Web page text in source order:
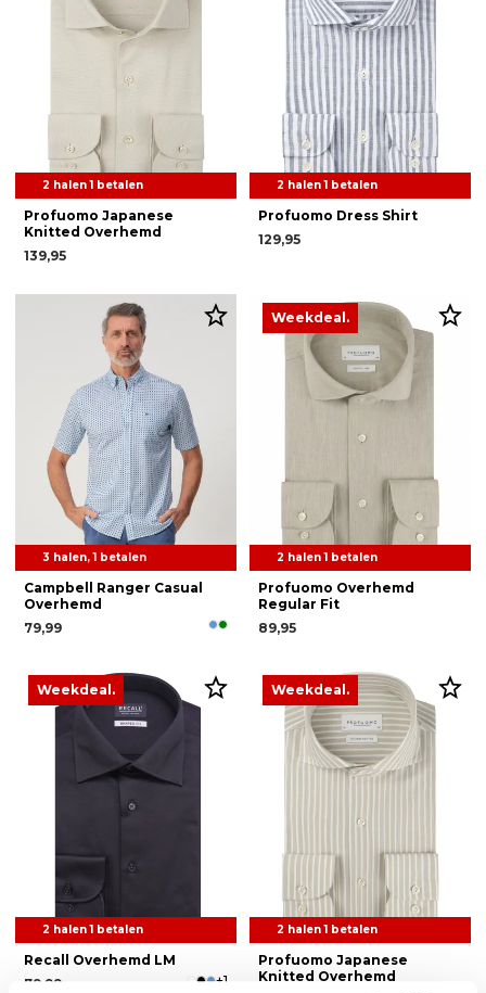
2 halen 1 betalen
Profuomo Japanese
Knitted Overhemd
139,95
2 halen 1 betalen
Profuomo Dress Shirt
129,95
3 halen, 1 betalen
Campbell Ranger Casual
Overhemd
79,99
Weekdeal.
2 halen 1 betalen
Profuomo Overhemd
Regular Fit
89,95
Weekdeal.
2 halen 1 betalen
Recall Overhemd LM
79,99
+1
Weekdeal.
2 halen 1 betalen
Profuomo Japanese
Knitted Overhemd